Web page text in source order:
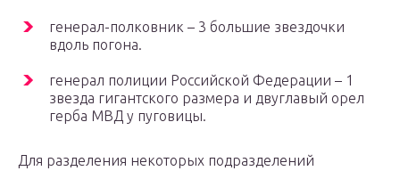
генерал-полковник – 3 большие звездочки
вдоль погона.
генерал полиции Российской Федерации – 1
звезда гигантского размера и двуглавый орел
герба МВД у пуговицы.
Для разделения некоторых подразделений